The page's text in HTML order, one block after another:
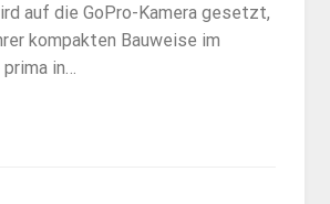
auf die GoPro-Kamera gesetzt,
kompakten Bauweise im
in…